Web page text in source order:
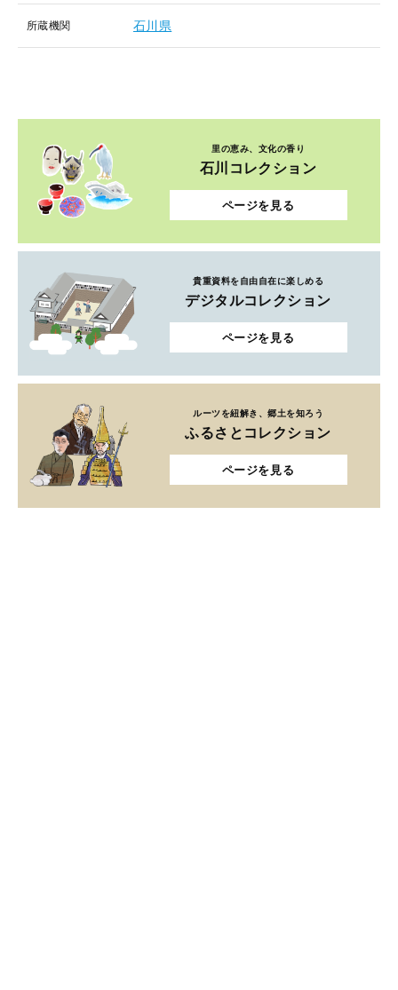
所蔵機関 石川県
里の恵み、文化の香り
石川コレクション
ページを見る
貴重資料を自由自在に楽しめる
デジタルコレクション
ページを見る
ルーツを紐解き、郷土を知ろう
ふるさとコレクション
ページを見る